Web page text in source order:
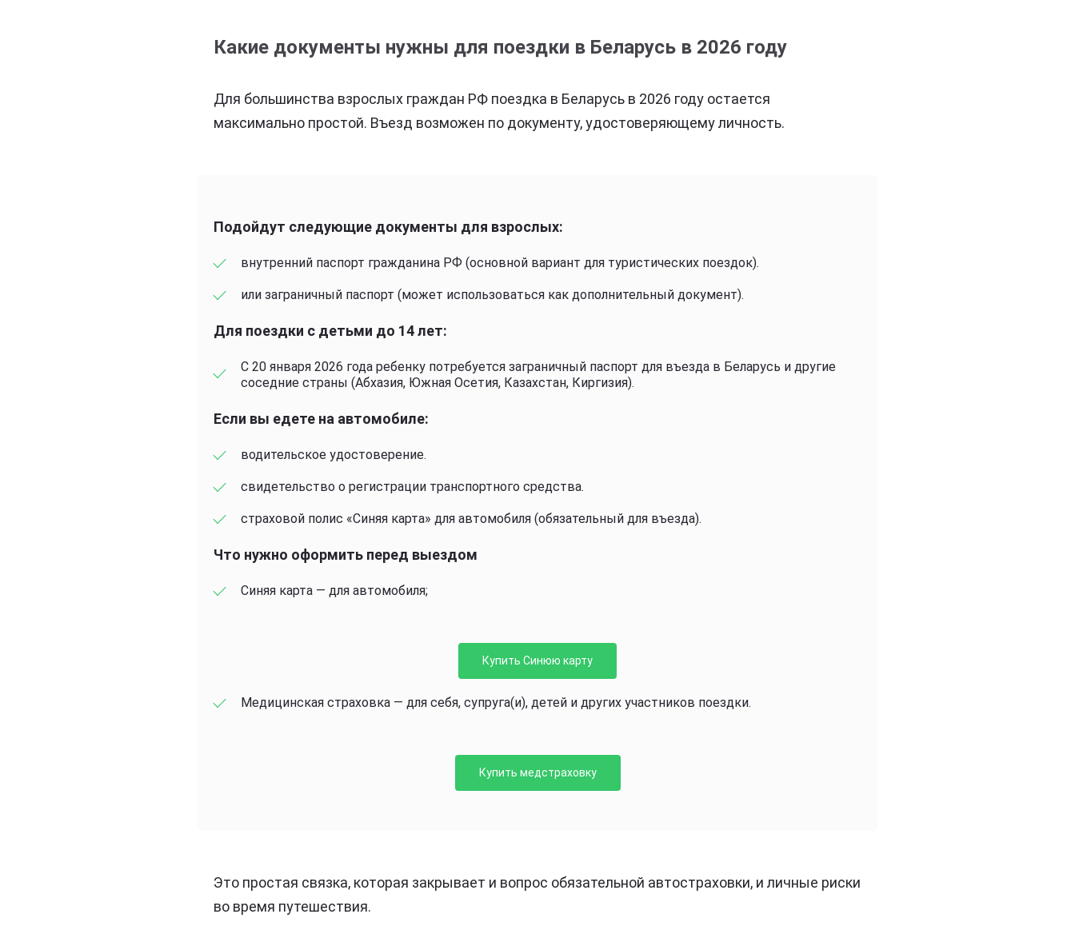
Какие документы нужны для поездки в Беларусь в 2026 году
Для большинства взрослых граждан РФ поездка в Беларусь в 2026 году остается
максимально простой. Въезд возможен по документу, удостоверяющему личность.
Подойдут следующие документы для взрослых:
внутренний паспорт гражданина РФ (основной вариант для туристических поездок).
или заграничный паспорт (может использоваться как дополнительный документ).
Для поездки с детьми до 14 лет:
С 20 января 2026 года ребенку потребуется заграничный паспорт для въезда в Беларусь и другие
соседние страны (Абхазия, Южная Осетия, Казахстан, Киргизия).
Если вы едете на автомобиле:
водительское удостоверение.
свидетельство о регистрации транспортного средства.
страховой полис «Синяя карта» для автомобиля (обязательный для въезда).
Что нужно оформить перед выездом
Синяя карта — для автомобиля;
Купить Синюю карту
Медицинская страховка — для себя, супруга(и), детей и других участников поездки.
Купить медстраховку
Это простая связка, которая закрывает и вопрос обязательной автостраховки, и личные риски
во время путешествия.